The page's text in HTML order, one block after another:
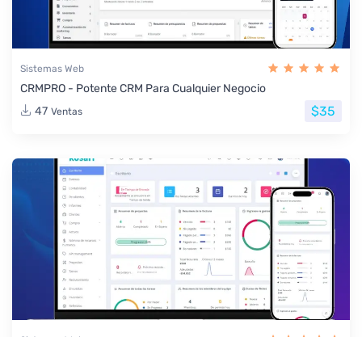
Sistemas Web
CRMPRO - Potente CRM Para Cualquier Negocio
47 Ventas $35